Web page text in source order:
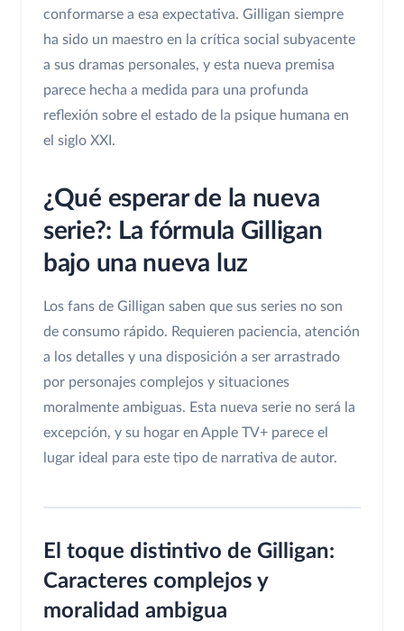
conformarse a esa expectativa. Gilligan siempre
ha sido un maestro en la crítica social subyacente
a sus dramas personales, y esta nueva premisa
parece hecha a medida para una profunda
reflexión sobre el estado de la psique humana en
el siglo XXI.
¿Qué esperar de la nueva
serie?: La fórmula Gilligan
bajo una nueva luz
Los fans de Gilligan saben que sus series no son
de consumo rápido. Requieren paciencia, atención
a los detalles y una disposición a ser arrastrado
por personajes complejos y situaciones
moralmente ambiguas. Esta nueva serie no será la
excepción, y su hogar en Apple TV+ parece el
lugar ideal para este tipo de narrativa de autor.
El toque distintivo de Gilligan:
Caracteres complejos y
moralidad ambigua